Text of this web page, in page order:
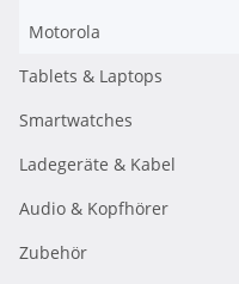
Motorola
Tablets & Laptops
Smartwatches
Ladegeräte & Kabel
Audio & Kopfhörer
Zubehör